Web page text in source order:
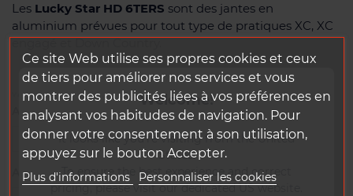
Welcome!
It looks like you're visiting from the United
States.
To ensure the best experience and correct
pricing, please visit our dedicated US website.
Les Lucky Star HD 6TERS sont des jantes en
aluminium prévues pour tout type de pratiques XC, XC
engagé et Down Country.
VARIANTES DISPONIBLES
AXE AVANT
AXE ARRIÈRE
Ce site Web utilise ses propres cookies et ceux
de tiers pour améliorer nos services et vous
montrer des publicités liées à vos préférences en
analysant vos habitudes de navigation. Pour
donner votre consentement à son utilisation,
appuyez sur le bouton Accepter.
Plus d'informations Personnaliser les cookies